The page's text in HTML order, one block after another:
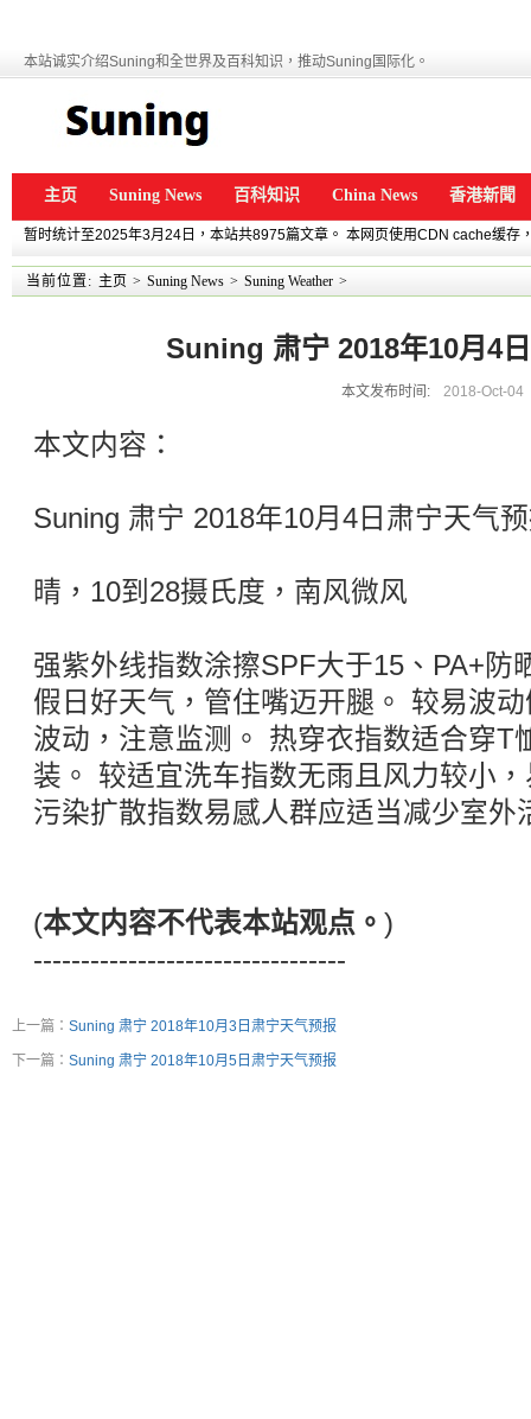
本站诚实介绍Suning和全世界及百科知识，推动Suning国际化。
主页 Suning News 百科知识 China News 香港新聞
暂时统计至2025年3月24日，本站共8975篇文章。 本网页使用CDN cache缓存
当前位置: 主页 > Suning News > Suning Weather >
Suning 肃宁 2018年10月4
本文发布时间: 2018-Oct-04
本文内容：
Suning 肃宁 2018年10月4日肃宁天气
晴，10到28摄氏度，南风微风
强紫外线指数涂擦SPF大于15、PA+防
假日好天气，管住嘴迈开腿。 较易波
波动，注意监测。 热穿衣指数适合穿T
装。 较适宜洗车指数无雨且风力较小
污染扩散指数易感人群应适当减少室外
(本文内容不代表本站观点。 )
---------------------------------
上一篇： Suning 肃宁 2018年10月3日肃宁天气预报
下一篇： Suning 肃宁 2018年10月5日肃宁天气预报